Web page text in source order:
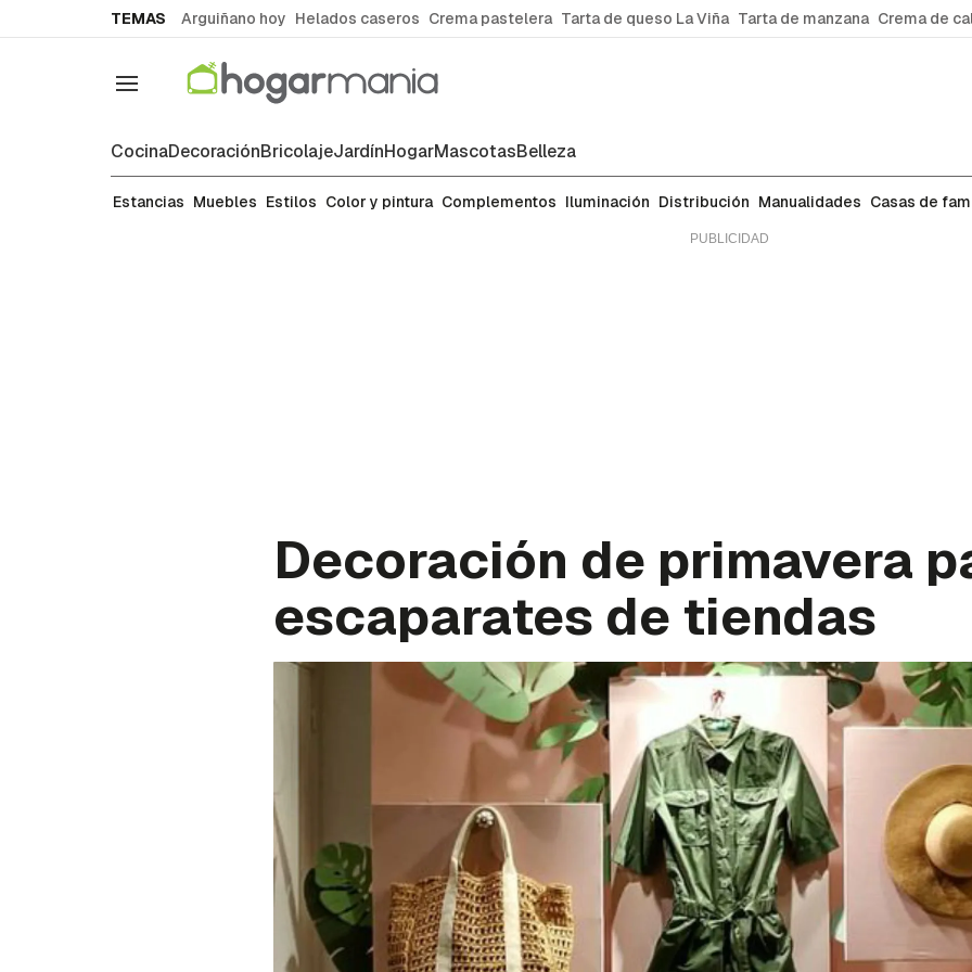
TEMAS Arguiñano hoy Helados caseros Crema pastelera Tarta de queso La Viña Tarta de manzana Crema de
Navegación
CocinaDecoraciónBricolajeJardínHogarMascotasBelleza
Estilos
Estancias Muebles Estilos Color y pintura Complementos Iluminación Distribución Manualidades Casas de
Decoración de primavera
escaparates de tiendas